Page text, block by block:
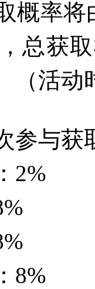
概率
总获
（活动
参与获
2%
8%